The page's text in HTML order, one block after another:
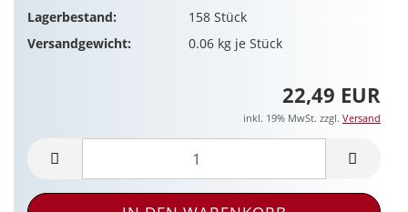
Lagerbestand: 158 Stück
Versandgewicht:
0.06kg je Stück
22,49 EUR
inkl. 19% MwSt. zzgl. Versand